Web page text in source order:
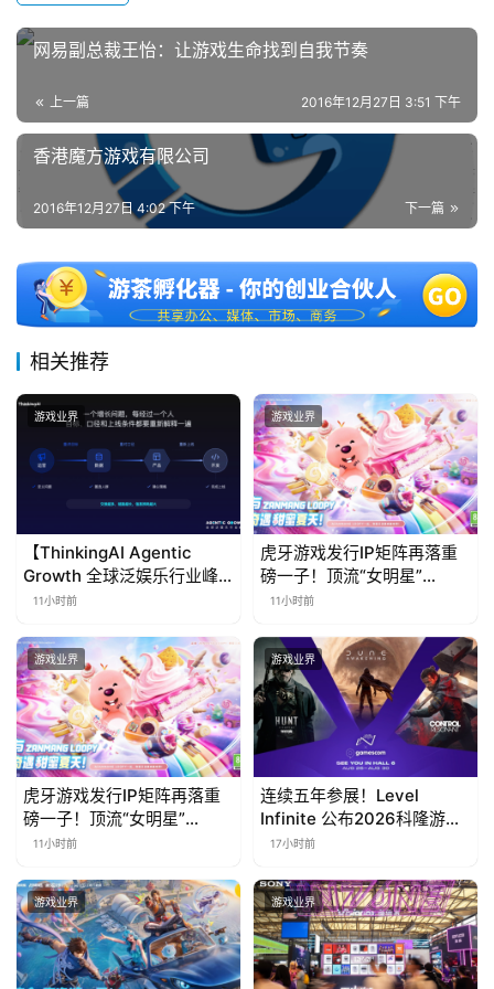
游
茶
对
会
海
站
中
文
国
网易副总裁王怡：让游戏生命找到自我节奏
上一篇 2016年12月27日 3:51 下午
香港魔方游戏有限公司
下一篇
2016年12月27日 4:02 下午
相关推荐
游戏业界
【ThinkingAI Agentic
Growth 全球泛娱乐行业峰
会】Agent 时代，人到底负
11小时前
游戏业界
虎牙游戏发行IP矩阵再落重
磅一子！顶流“女明星”
ZANMANG LOOPY 正版3D
曝光
11小时前
游戏业界
虎牙游戏发行IP矩阵再落重
磅一子！顶流“女明星”
ZANMANG LOOPY 正版3D
曝光
11小时前
游戏业界
连续五年参展！Level
Infinite 公布2026科隆游戏
展产品阵容
17小时前
游戏业界 游戏业界